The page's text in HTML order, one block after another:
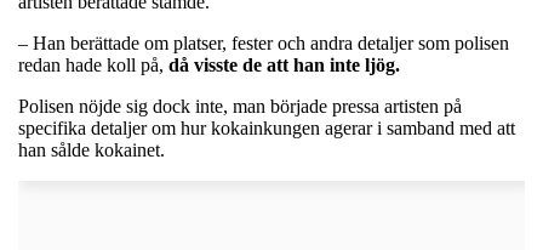
– Han berättade om platser, fester och andra detaljer som polisen
redan hade koll på, då visste de att han inte ljög.
Polisen nöjde sig dock inte, man började pressa artisten på
specifika detaljer om hur kokainkungen agerar i samband med att
han sålde kokainet.